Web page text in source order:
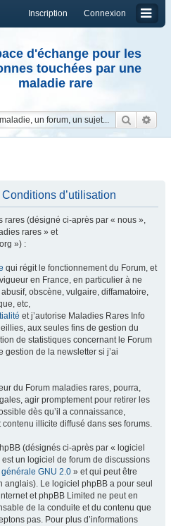
Connexion
Inscription
d'échange pour les
touchées par une
maladie rare
d’utilisation
rares (désigné ci-après par « nous »,
rares » et
») :
qui régit le fonctionnement du Forum, et
en France, en particulier à ne
obscène, vulgaire, diffamatoire,
etc,
et j’autorise Maladies Rares Info
aux seules fins de gestion du
de statistiques concernant le Forum
gestion de la newsletter si j’ai
du Forum maladies rares, pourra,
agir promptement pour retirer les
dès qu’il a connaissance,
illicite diffusé dans ses forums.
(désignés ci-après par « logiciel
un logiciel de forum de discussions
GNU 2.0 » et qui peut être
anglais). Le logiciel phpBB a pour seul
et phpBB Limited ne peut en
de la conduite et du contenu que
pas. Pour plus d’informations